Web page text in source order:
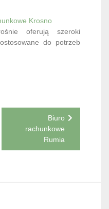
Krosno
oferują szeroki
do potrzeb
Biuro
rachunkowe
Rumia